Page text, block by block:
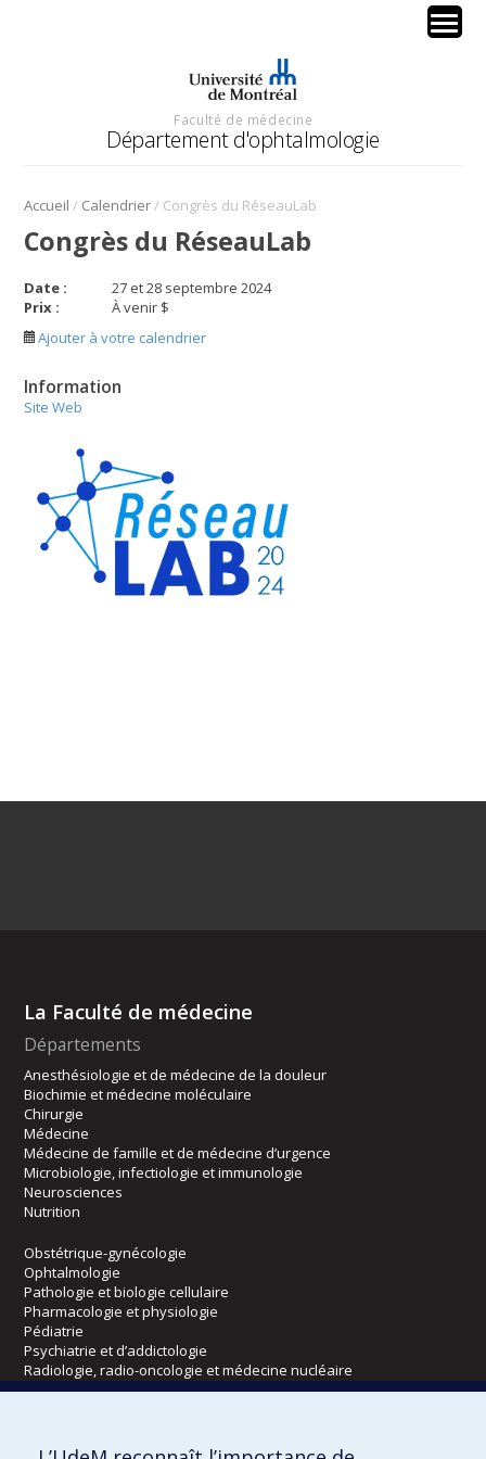
Faculté de médecine
Département d'ophtalmologie
Accueil / Calendrier/ Congrès du RéseauLab
Congrès du RéseauLab
Date :
27 et 28 septembre 2024
Prix :
À venir $
Ajouter à votre calendrier
Information
Site Web
La Faculté de médecine
Départements
Anesthésiologie et de médecine de la douleur
Biochimie et médecine moléculaire
Chirurgie
Médecine
Médecine de famille et de médecine d’urgence
Microbiologie, infectiologie et immunologie
Neurosciences
Nutrition
Obstétrique-gynécologie
Ophtalmologie
Pathologie et biologie cellulaire
Pharmacologie et physiologie
Pédiatrie
Psychiatrie et d’addictologie
Radiologie, radio-oncologie et médecine nucléaire